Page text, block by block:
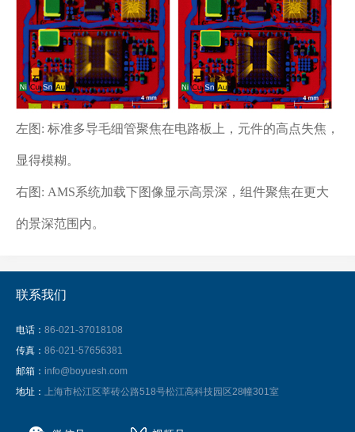
左图: 标准多导毛细管聚焦在电路板上，元件的高点失焦，
显得模糊。
右图: AMS系统加载下图像显示高景深，组件聚焦在更大
的景深范围内。
联系我们
电话： 86-021-37018108
传真： 86-021-57656381
邮箱： info@boyuesh.com
地址：
上海市松江区莘砖公路518号松江高科技园区28幢301室